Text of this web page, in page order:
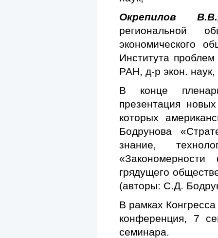
Окрепилов
региональной
экономического
Института
РАН, д-р экон.
В конце
презентация
которых
Бодрунова
знание,
грядущего
(авторы: С.Д.
В рамках
конференция, 7
семинара.